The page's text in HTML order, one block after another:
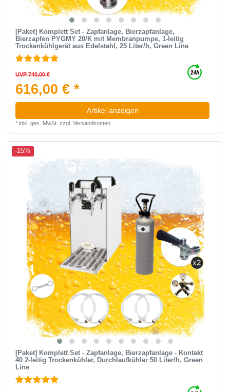
[Paket] Komplett Set - Zapfanlage, Bierzapfanlage,
Bierzapfen PYGMY 20/K mit Membranpumpe, 1-leitig
Trockenkühlgerät aus Edelstahl, 25 Liter/h, Green Line
UVP 740,00 €
616,00 € *
Artikel anzeigen
* inkl. ges. MwSt. zzgl. Versandkosten
-15%
[Paket] Komplett Set - Zapfanlage, Bierzapfanlage - Kontakt
40 2-leitig Trockenkühler, Durchlaufkühler 50 Liter/h, Green
Line